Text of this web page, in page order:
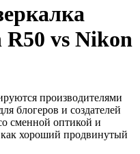
R50 vs Nikon
производителями
блогеров и создателей
сменной оптикой и
хороший продвинутый